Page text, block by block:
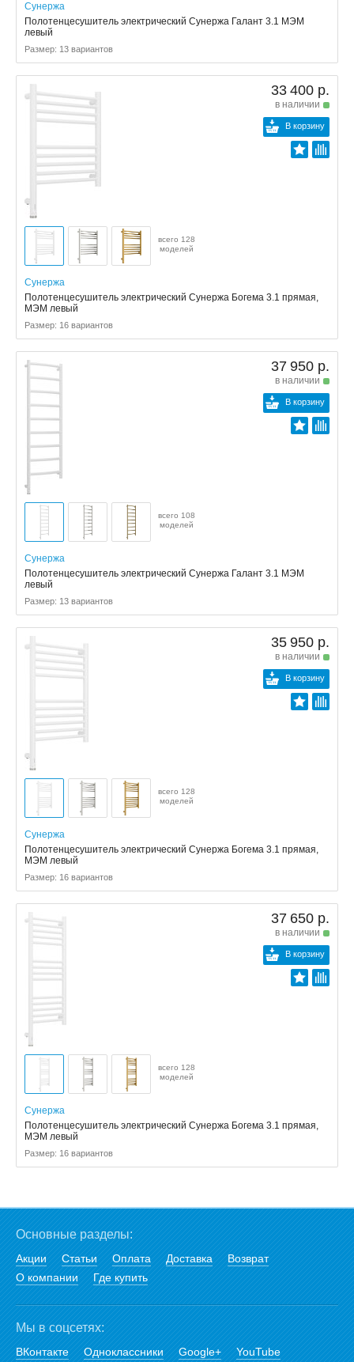
Сунержа
Полотенцесушитель электрический Сунержа Галант 3.1 МЭМ
левый
Размер: 13 вариантов
33 400 р.
в наличии
В корзину
всего 128
моделей
Сунержа
Полотенцесушитель электрический Сунержа Богема 3.1 прямая,
МЭМ левый
Размер: 16 вариантов
37 950 р.
в наличии
В корзину
всего 108
моделей
Сунержа
Полотенцесушитель электрический Сунержа Галант 3.1 МЭМ
левый
Размер: 13 вариантов
35 950 р.
в наличии
В корзину
всего 128
моделей
Сунержа
Полотенцесушитель электрический Сунержа Богема 3.1 прямая,
МЭМ левый
Размер: 16 вариантов
37 650 р.
в наличии
В корзину
всего 128
моделей
Сунержа
Полотенцесушитель электрический Сунержа Богема 3.1 прямая,
МЭМ левый
Размер: 16 вариантов
Основные разделы:
Акции Статьи Оплата Доставка
Возврат
О компании
Где купить
Мы в соцсетях:
ВКонтакте Одноклассники Google+ YouTube